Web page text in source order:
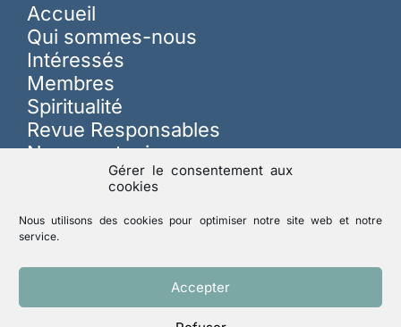
Gérer le consentement aux
cookies
Nous utilisons des cookies pour optimiser notre site web et notre
service.
Accepter
Accueil
Qui sommes-nous
Intéressés
Membres
Spiritualité
Revue Responsables
Nous soutenir
Lutte contre les abus